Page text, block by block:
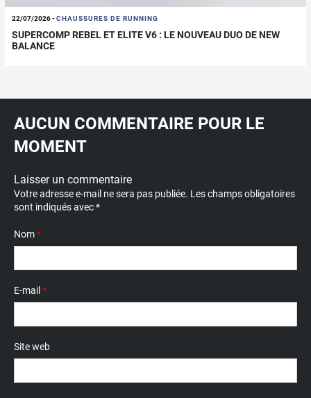
22/07/2026-CHAUSSURES DE RUNNING
SUPERCOMP REBEL ET ELITE V6 : LE NOUVEAU DUO DE NEW
BALANCE
AUCUN COMMENTAIRE POUR LE
MOMENT
Laisser un commentaire
Votre adresse e-mail ne sera pas publiée. Les champs obligatoires
sont indiqués avec*
Nom*
E-mail *
Site web